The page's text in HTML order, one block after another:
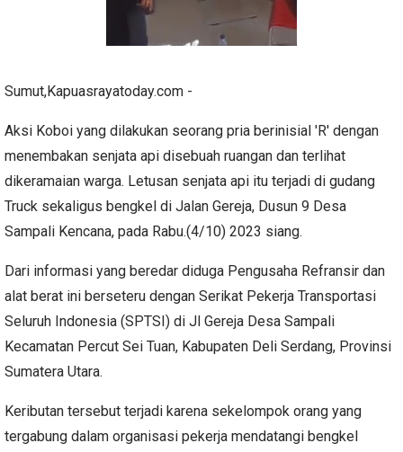
Sumut,Kapuasrayatoday.com -
Aksi Koboi yang dilakukan seorang pria berinisial 'R' dengan
menembakan senjata api disebuah ruangan dan terlihat
dikeramaian warga. Letusan senjata api itu terjadi di gudang
Truck sekaligus bengkel di Jalan Gereja, Dusun 9 Desa
Sampali Kencana, pada Rabu.(4/10) 2023 siang.
Dari informasi yang beredar diduga Pengusaha Refransir dan
alat berat ini berseteru dengan Serikat Pekerja Transportasi
Seluruh Indonesia (SPTSI) di Jl Gereja Desa Sampali
Kecamatan Percut Sei Tuan, Kabupaten Deli Serdang, Provinsi
Sumatera Utara.
Keributan tersebut terjadi karena sekelompok orang yang
tergabung dalam organisasi pekerja mendatangi bengkel